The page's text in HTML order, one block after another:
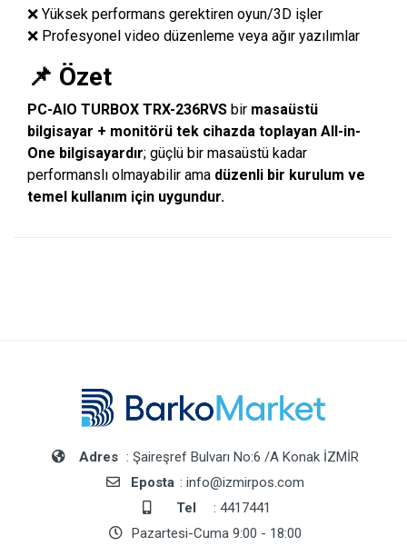
❌ Yüksek performans gerektiren oyun/3D işler
❌ Profesyonel video düzenleme veya ağır yazılımlar
📌 Özet
PC-AIO TURBOX TRX-236RVS bir masaüstü
bilgisayar + monitörü tek cihazda toplayan All-in-
One bilgisayardır; güçlü bir masaüstü kadar
performanslı olmayabilir ama düzenli bir kurulum ve
temel kullanım için uygundur.
Adres : Şaireşref Bulvarı No:6 /A Konak İZMİR
Eposta : info@izmirpos.com
Tel
: 4417441
Pazartesi-Cuma 9:00 - 18:00